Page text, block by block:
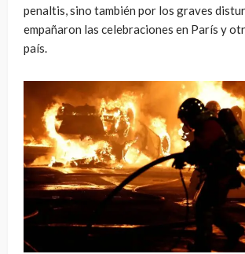
penaltis, sino también por los graves
empañaron las celebraciones en París y
país.